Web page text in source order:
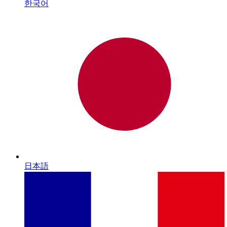
한국어
日本語